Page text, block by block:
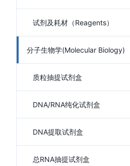
试剂及耗材（Reagents）
分子生物学(Molecular Biology)
质粒抽提试剂盒
DNA/RNA纯化试剂盒
DNA提取试剂盒
总RNA抽提试剂盒